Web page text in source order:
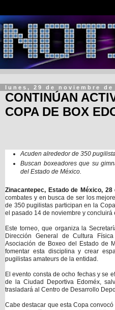
lunes, 29 de noviembre de
CONTINÚAN
COPA DE BOX
Acuden alrededor de 350
Buscan boxeadores que su
del Estado de México.
Zinacantepec, Estado de México,
combates y en busca de ser los
de 350 pugilistas participan en la
el pasado 14 de noviembre y
Este torneo, que organiza la
Dirección General de Cultura
Asociación de Boxeo del Estado de
fomentar esta disciplina y crear
pugilistas amateurs de la entidad.
El evento consta de ocho fechas y se
de la Ciudad Deportiva Edoméx,
trasladará al Centro de Desarrollo
Cabe destacar que esta Copa